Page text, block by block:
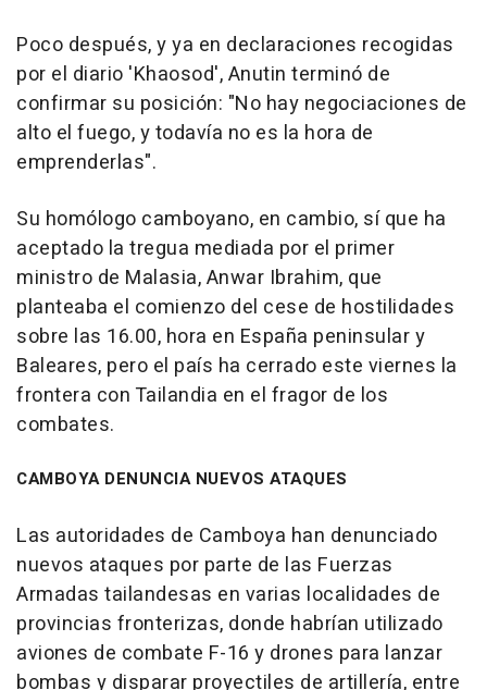
Poco después, y ya en declaraciones recogidas
por el diario 'Khaosod', Anutin terminó de
confirmar su posición: "No hay negociaciones de
alto el fuego, y todavía no es la hora de
emprenderlas".
Su homólogo camboyano, en cambio, sí que ha
aceptado la tregua mediada por el primer
ministro de Malasia, Anwar Ibrahim, que
planteaba el comienzo del cese de hostilidades
sobre las 16.00, hora en España peninsular y
Baleares, pero el país ha cerrado este viernes la
frontera con Tailandia en el fragor de los
combates.
CAMBOYA DENUNCIA NUEVOS ATAQUES
Las autoridades de Camboya han denunciado
nuevos ataques por parte de las Fuerzas
Armadas tailandesas en varias localidades de
provincias fronterizas, donde habrían utilizado
aviones de combate F-16 y drones para lanzar
bombas y disparar proyectiles de artillería, entre